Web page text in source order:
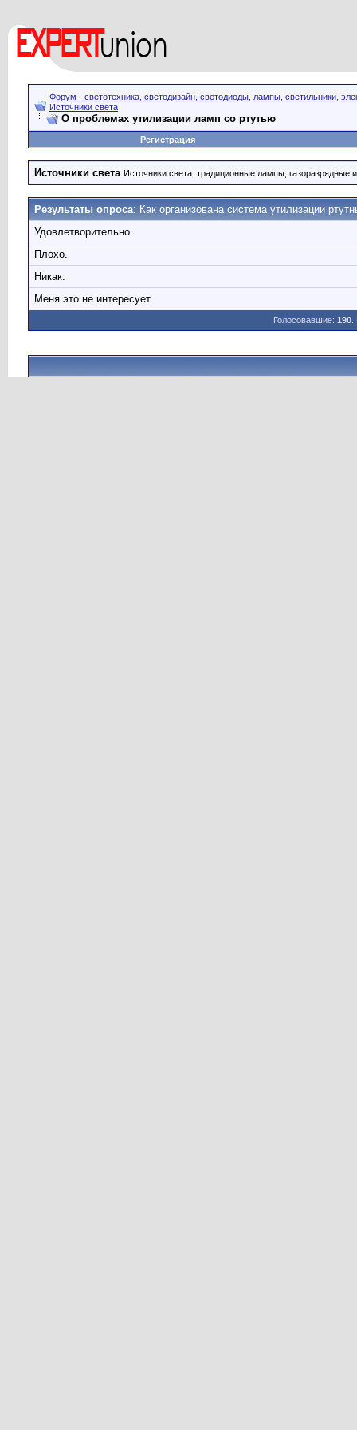
Форум - светотехника, светодизайн, светодиоды, лампы, светильники,
Источники света
О проблемах утилизации ламп со ртутью
Регистрация
Источники света Источники света: традиционные лампы, газоразрядные
Результаты опроса: Как организована система утилизации
Удовлетворительно.
Плохо.
Никак.
Меня это не интересует.
Голосовавшие: 190.